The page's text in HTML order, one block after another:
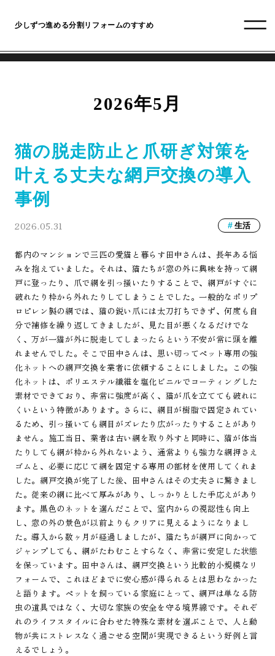
少しずつ進める分割リフォームのすすめ
2026年5月
猫の脱走防止と爪研ぎ対策を
叶える丈夫な網戸交換の導入
事例
2026.05.31 生活
都内のマンションで三匹の愛猫と暮らす田中さんは、長年ある悩
みを抱えていました。それは、猫たちが窓の外に興味を持って網
戸に登ったり、爪で網を引っ掻いたりすることで、網戸がすぐに
破れたり枠から外れたりしてしまうことでした。一般的なポリプ
ロピレン製の網では、猫の鋭い爪には太刀打ちできず、何度も自
分で補修を繰り返してきましたが、見た目が悪くなるだけでな
く、万が一猫が外に脱走してしまったらという不安が常に頭を離
れませんでした。そこで田中さんは、思い切ってペット専用の強
化ネットへの網戸交換を業者に依頼することにしました。この強
化ネットは、ポリエステル繊維を塩化ビニルでコーティングした
素材でできており、非常に強度が高く、猫が爪を立てても破れに
くいという特徴があります。さらに、網目が樹脂で固定されてい
るため、引っ掻いても網目がズレたり広がったりすることがあり
ません。施工当日、業者は古い網を取り外すと同時に、猫が体当
たりしても網が枠から外れないよう、通常よりも強力な網押さえ
ゴムと、必要に応じて網を固定する専用の部材を使用してくれま
した。網戸交換が完了した後、田中さんはその丈夫さに驚きまし
た。従来の網に比べて厚みがあり、しっかりとした手応えがあり
ます。黒色のネットを選んだことで、室内からの視認性も向上
し、窓の外の景色が以前よりもクリアに見えるようになりまし
た。導入から数ヶ月が経過しましたが、猫たちが網戸に向かって
ジャンプしても、網がたわむことすらなく、非常に安定した状態
を保っています。田中さんは、網戸交換という比較的小規模なリ
フォームで、これほどまでに安心感が得られるとは思わなかった
と語ります。ペットを飼っている家庭にとって、網戸は単なる防
虫の道具ではなく、大切な家族の安全を守る境界線です。それぞ
れのライフスタイルに合わせた特殊な素材を選ぶことで、人と動
物が共にストレスなく過ごせる空間が実現できるという好例と言
えるでしょう。